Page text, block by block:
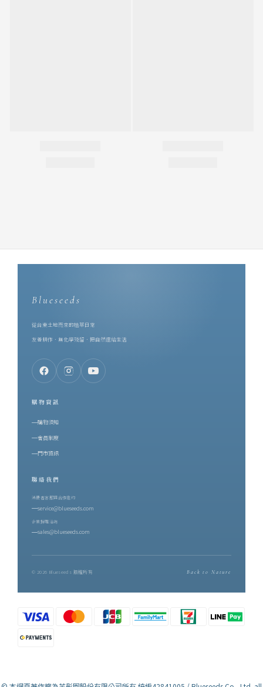
Blueseeds
從台東土地而來的植萃日常
友善耕作．無化學殘留．把自然還給生活
購物資訊
購物須知
會員制度
門市資訊
聯絡我們
消費者客服與合作邀約
service@blueseeds.com
企業採購洽詢
sales@blueseeds.com
© 2026 Blueseeds 版權所有 Back to Nature